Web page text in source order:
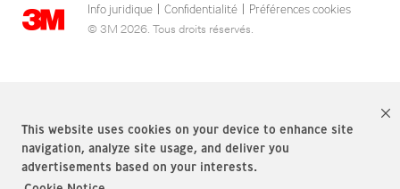
This website uses cookies on your device to enhance site
navigation, analyze site usage, and deliver you
advertisements based on your interests.
Info juridique Confidentialité Préférences cookies
© 3M 2026. Tous droits réservés.